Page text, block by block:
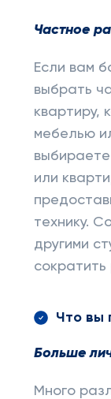
Частное
Если вам
выбрать
квартиру,
мебелью
или
технику.
другими
Что вы
Больше
Много